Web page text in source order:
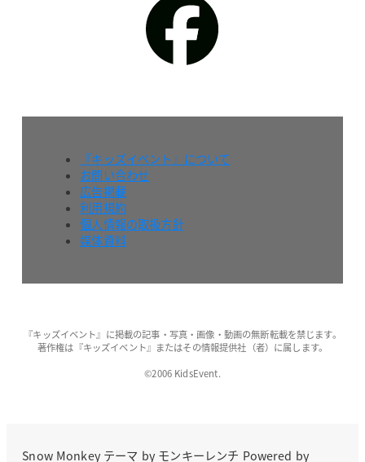
『キッズイベント』について
お問い合わせ
広告掲載
利用規約
個人情報の取扱方針
媒体資料
『キッズイベント』に掲載の記事・写真・画像・動画の無断転載を禁じます。
著作権は『キッズイベント』またはその情報提供社（者）に属します。
©2006 KidsEvent.
Snow Monkeyテーマ by モンキーレンチ Powered by